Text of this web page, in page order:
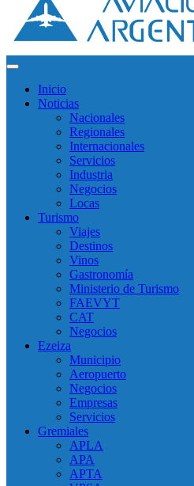
Inicio
Noticias
Nacionales
Regionales
Internacionales
Servicios
Industria
Negocios
Locas
Turismo
Viajes
Destinos
Vinos
Gastronomía
Ministerio de Turismo
FAEVYT
CAT
Negocios
Ezeiza
Municipio
Aeropuerto
Negocios
Empresas
Servicios
Gremiales
APLA
APA
APTA